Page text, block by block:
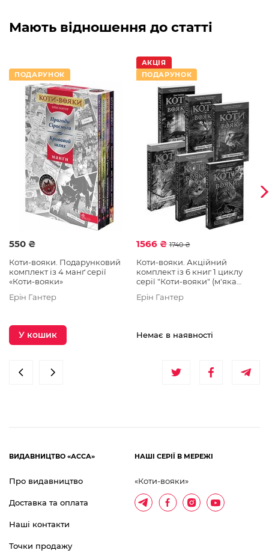
Мають відношення до статті
ПОДАРУНОК
550 ₴
Коти-вояки. Подарунковий
комплект із 4 манґ серії
«Коти-вояки»
Ерін Гантер
У кошик
АКЦІЯ
ПОДАРУНОК
1566 ₴ 1740 ₴
Коти-вояки. Акційний
комплект із 6 книг 1 циклу
серії "Коти-вояки" (м'яка
Ерін Гантер
Немає в наявності
ВИДАВНИЦТВО «АССА»
Про видавництво
Доставка та оплата
Наші контакти
Точки продажу
НАШІ СЕРІЇ В МЕРЕЖІ
«Коти-вояки»